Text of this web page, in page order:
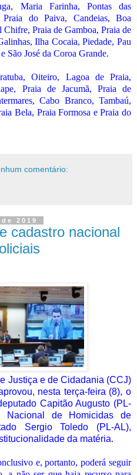
Maria Farinha, Pontas das
Praia do Paiva, Candeias, Boa
Praia de Gamboa, Praia de
Ilha Cocaia, Piedade, Pau
São José da Coroa Grande.
Oiteiro, Lagoa de Praia,
Praia de Jacumã, Praia de
Cabo Branco, Tambaú,
Bela, Praia Formosa e Praia do
comentário:
2019
cadastro nacional
Justiça e de Cidadania (CCJ)
nesta terça-feira (8), o
Capitão Augusto (PL-
de Homicidas de
Sergio Toledo (PL-AL),
da matéria.
e, portanto, poderá seguir